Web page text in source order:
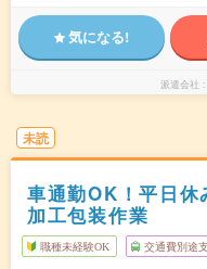
気になる!
派遣会社
未読
車通勤OK！平日休
加工包装作業
職種未経験OK 交通費別途